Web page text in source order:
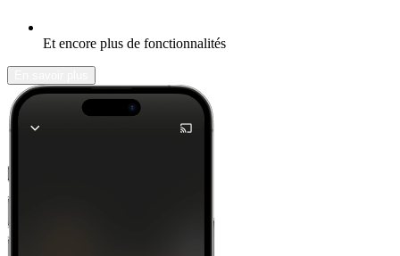
Et encore plus de fonctionnalités